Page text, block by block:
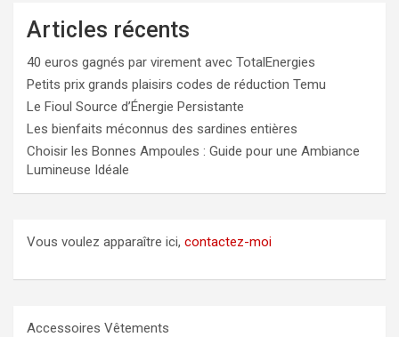
Articles récents
40 euros gagnés par virement avec TotalEnergies
Petits prix grands plaisirs codes de réduction Temu
Le Fioul Source d’Énergie Persistante
Les bienfaits méconnus des sardines entières
Choisir les Bonnes Ampoules : Guide pour une Ambiance
Lumineuse Idéale
Vous voulez apparaître ici, contactez-moi
Accessoires Vêtements